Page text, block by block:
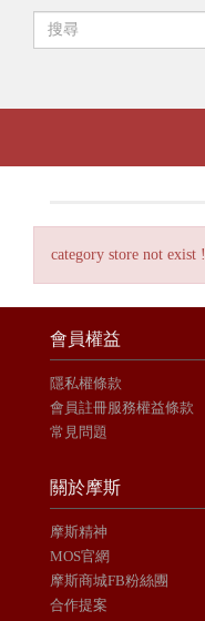
category store not exist !
會員權益
隱私權條款
會員註冊服務權益條款
常見問題
關於摩斯
摩斯精神
MOS官網
摩斯商城FB粉絲團
合作提案